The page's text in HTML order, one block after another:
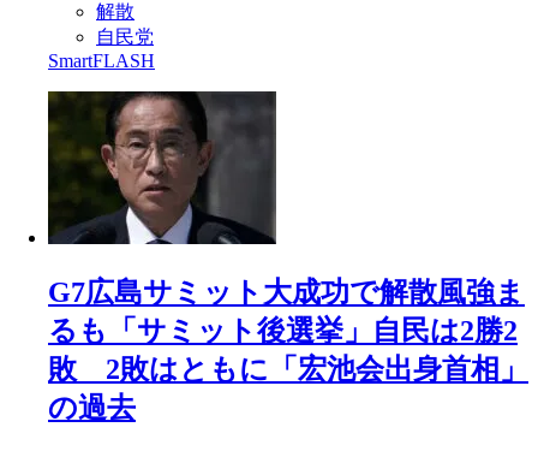
解散
自民党
SmartFLASH
G7広島サミット大成功で解散風強ま
るも「サミット後選挙」自民は2勝2
敗 2敗はともに「宏池会出身首相」
の過去